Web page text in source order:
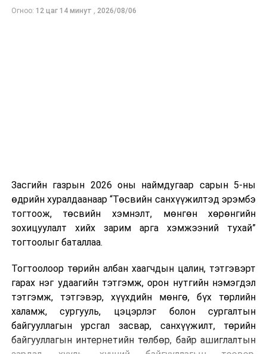
Огноо: 12 цаг 14 минут , 2026/08/06
Засгийн газрын 2026 оны наймдугаар сарын 5-ны
өдрийн хуралдаанаар “Төсвийн санхүүжилтэд эрэмбэ
тогтоож, төсвийн хэмнэлт, мөнгөн хөрөнгийн
зохицуулалт хийх зарим арга хэмжээний тухай”
тогтоолыг баталлаа.
Тогтоолоор төрийн албан хаагчдын цалин, тэтгэвэрт
гарах нэг удаагийн тэтгэмж, орон нутгийн нэмэгдэл
тэтгэмж, тэтгэвэр, хүүхдийн мөнгө, бүх төрлийн
халамж, сургууль, цэцэрлэг болон сургалтын
байгууллагын урсгал засвар, санхүүжилт, төрийн
байгууллагын интернетийн төлбөр, байр ашиглалтын